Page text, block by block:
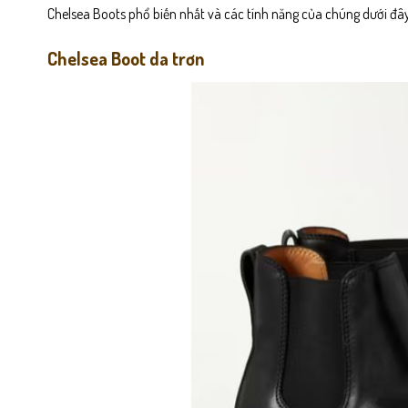
Chelsea Boots phổ biến nhất và các tính năng của chúng dưới
Chelsea Boot da trơn